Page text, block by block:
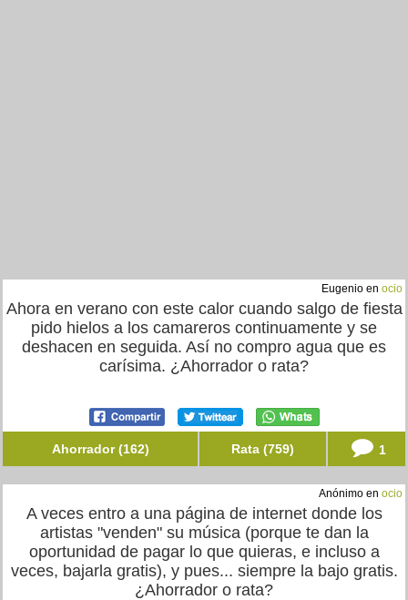
Eugenio en ocio
Ahora en verano con este calor cuando salgo de fiesta
pido hielos a los camareros continuamente y se
deshacen en seguida. Así no compro agua que es
carísima. ¿Ahorrador o rata?
Ahorrador (162) Rata (759) 1
Anónimo en ocio
A veces entro a una página de internet donde los
artistas "venden" su música (porque te dan la
oportunidad de pagar lo que quieras, e incluso a
veces, bajarla gratis), y pues... siempre la bajo gratis.
¿Ahorrador o rata?